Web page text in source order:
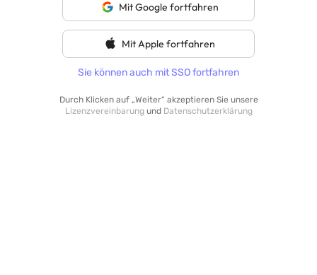
Mit Google fortfahren
Mit Apple fortfahren
Sie können auch mit SSO fortfahren
Durch Klicken auf „Weiter“ akzeptieren Sie unsere
Lizenzvereinbarung und Datenschutzerklärung